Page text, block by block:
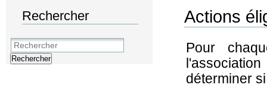
Rechercher
Rechercher
Actions
Pour
déterminer